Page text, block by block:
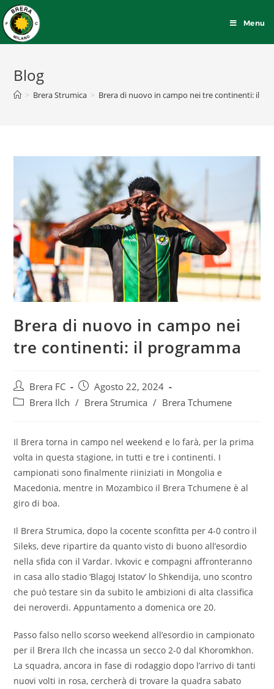
Menu
Blog
> Brera Strumica > Brera di nuovo in campo nei tre continenti: il
Brera di nuovo in campo nei
tre continenti: il programma
Brera FC
Agosto 22, 2024
Brera Ilch / Brera Strumica / Brera Tchumene
Il Brera torna in campo nel weekend e lo farà, per la prima
volta in questa stagione, in tutti e tre i continenti. I
campionati sono finalmente riiniziati in Mongolia e
Macedonia, mentre in Mozambico il Brera Tchumene è al
giro di boa.
Il Brera Strumica, dopo la cocente sconfitta per 4-0 contro il
Sileks, deve ripartire da quanto visto di buono all’esordio
nella sfida con il Vardar. Ivkovic e compagni affronteranno
in casa allo stadio ‘Blagoj Istatov’ lo Shkendija, uno scontro
che può testare sin da subito le ambizioni di alta classifica
dei neroverdi. Appuntamento a domenica ore 20.
Passo falso nello scorso weekend all’esordio in campionato
per il Brera Ilch che incassa un secco 2-0 dal Khoromkhon.
La squadra, ancora in fase di rodaggio dopo l’arrivo di tanti
nuovi volti in rosa, cercherà di trovare la quadra sabato